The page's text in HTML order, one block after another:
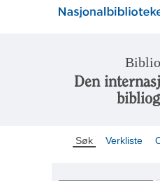
Den
Søk Verkliste